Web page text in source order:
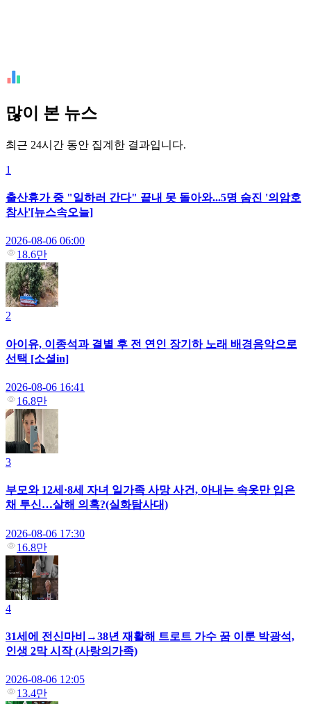
많이 본 뉴스
최근 24시간 동안 집계한 결과입니다.
1
출산휴가 중 "일하러 간다" 끝내 못 돌아와...5명 숨진 '의암호
참사'[뉴스속오늘]
2026-08-06 06:00
18.6만
2
아이유, 이종석과 결별 후 전 연인 장기하 노래 배경음악으로
선택 [소셜in]
2026-08-06 16:41
16.8만
3
부모와 12세·8세 자녀 일가족 사망 사건, 아내는 속옷만 입은
채 투신…살해 의혹?(실화탐사대)
2026-08-06 17:30
16.8만
4
31세에 전신마비→38년 재활해 트로트 가수 꿈 이룬 박광석,
인생 2막 시작 (사랑의가족)
2026-08-06 12:05
13.4만